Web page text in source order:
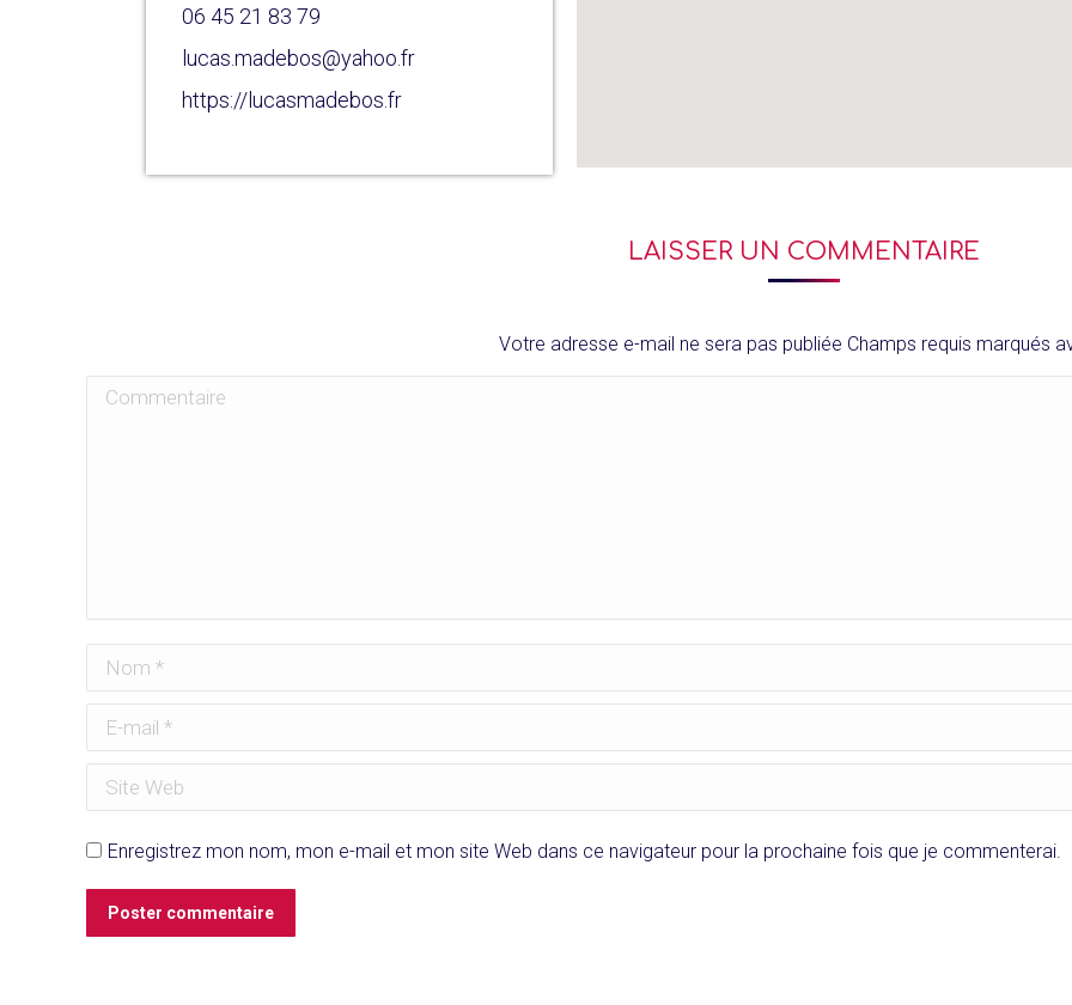
06 45 21 83 79
lucas.madebos@yahoo.fr
https://lucasmadebos.fr
LAISSER UN COMMENTAIRE
Votre adresse e-mail ne sera pas publiée Champs requis marqués
Commentaire
Nom *
E-mail *
Site Web
Enregistrez mon nom, mon e-mail et mon site Web dans ce navigateur pour la prochaine fois que je commenterai.
Poster commentaire